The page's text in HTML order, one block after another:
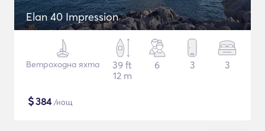
Elan 40 Impression
Ветроходна яхта
39 ft
12 m
6 3 3
$384/нощ